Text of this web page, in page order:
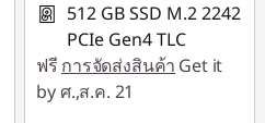
512 GB SSD M.2 2242
PCIe Gen4 TLC
ฟรี การจัดส่งสินค้า Get it
by ศ.,ส.ค. 21